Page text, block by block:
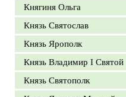
Княгиня Ольга
Князь Святослав
Князь Ярополк
Князь Владимир I Святой
Князь Святополк